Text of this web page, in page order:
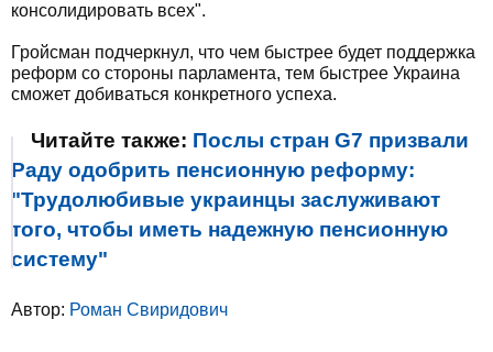
консолидировать всех".
Гройсман подчеркнул, что чем быстрее будет поддержка
реформ со стороны парламента, тем быстрее Украина
сможет добиваться конкретного успеха.
Читайте также: Послы стран G7 призвали
Раду одобрить пенсионную реформу:
"Трудолюбивые украинцы заслуживают
того, чтобы иметь надежную пенсионную
систему"
Автор: Роман Свиридович